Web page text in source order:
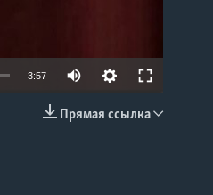
3:57
Прямая ссылка